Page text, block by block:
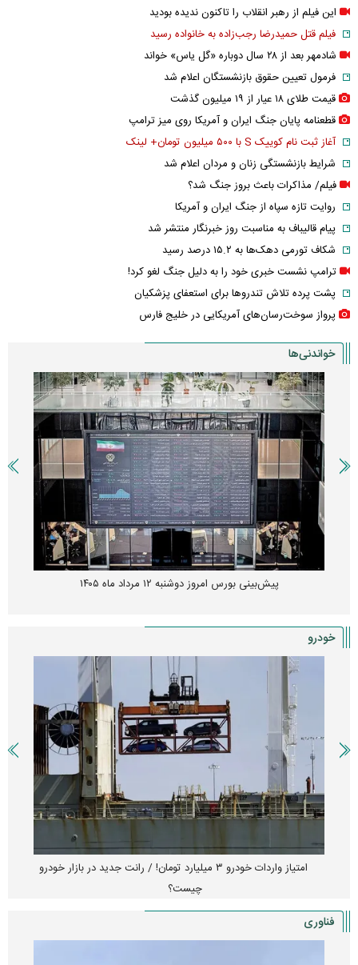
این فیلم از رهبر انقلاب را تاکنون ندیده بودید
فیلم قتل حمیدرضا رجب‌زاده به خانواده رسید
شادمهر بعد از ۲۸ سال دوباره «گل یاس» خواند
فرمول تعیین حقوق بازنشستگان اعلام شد
قیمت طلای ۱۸ عیار از ۱۹ میلیون گذشت
قطعنامه پایان جنگ ایران و آمریکا روی میز ترامپ
آغاز ثبت نام کوییک S با ۵۰۰ میلیون تومان+ لینک
شرایط بازنشستگی زنان و مردان اعلام شد
فیلم/ مذاکرات باعث بروز جنگ شد؟
روایت تازه سپاه از جنگ ایران و آمریکا
پیام قالیباف به مناسبت روز خبرنگار منتشر شد
شکاف تورمی دهک‌ها به ۱۵.۲ درصد رسید
ترامپ نشست خبری خود را به دلیل جنگ لغو کرد!
پشت پرده تلاش تندروها برای استعفای پزشکیان
پرواز سوخت‌رسان‌های آمریکایی در خلیج فارس
خواندنی‌ها
پیش‌بینی بورس امروز دوشنبه ۱۲ مرداد ماه ۱۴۰۵
خودرو
امتیاز واردات خودرو ۳ میلیارد تومان! / رانت جدید در بازار خودرو
چیست؟
فناوری